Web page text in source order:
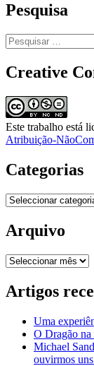
Pesquisa
Pesquisar
por:
Creative
Este trabalho está
Atribuição-
Categorias
Categorias
Arquivo
Arquivo
Artigos
Uma
O Dragão
Michael
ouvirmos